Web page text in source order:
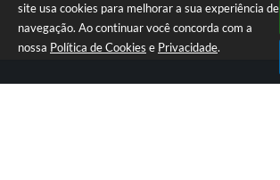
site usa cookies para melhorar a sua experiência de
navegação. Ao continuar você concorda com a
nossa Política de Cookies e Privacidade.